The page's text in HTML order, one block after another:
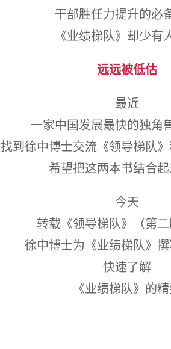
干部胜任力提升的必
《业绩梯队》却少有
远远被低估
最近
一家中国发展最快的独角
找到徐中博士交流《领导梯队
希望把这两本书结合
今天
转载《领导梯队》（第
徐中博士为《业绩梯队》
快速了解
《业绩梯队》的